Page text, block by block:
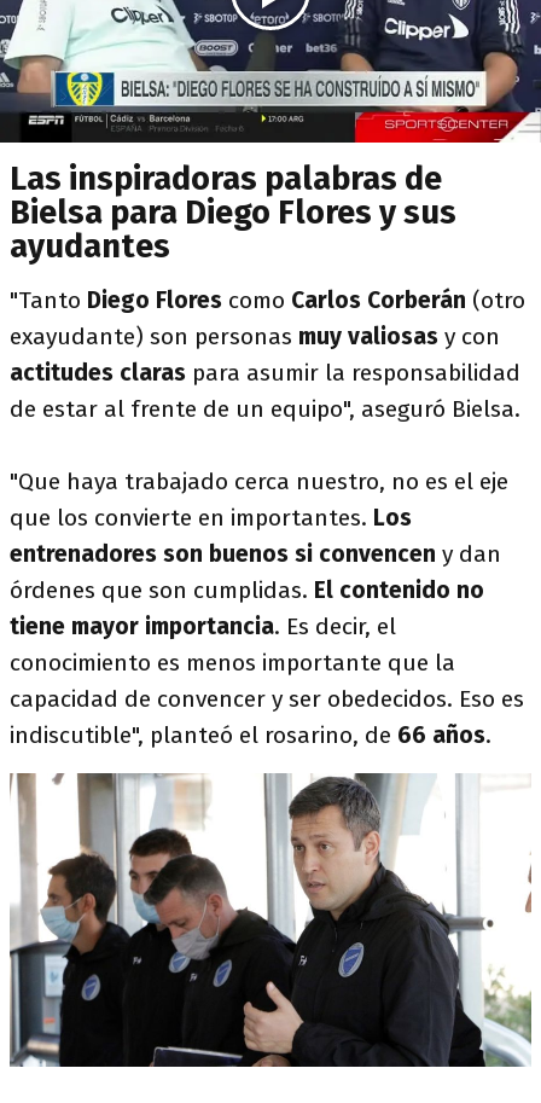
Las inspiradoras palabras de
Bielsa para Diego Flores y sus
ayudantes
"Tanto Diego Flores como Carlos Corberán (otro
exayudante) son personas muy valiosas y con
actitudes claras para asumir la responsabilidad
de estar al frente de un equipo", aseguró Bielsa.
"Que haya trabajado cerca nuestro, no es el eje
que los convierte en importantes. Los
entrenadores son buenos si convencen y dan
órdenes que son cumplidas. El contenido no
tiene mayor importancia. Es decir, el
conocimiento es menos importante que la
capacidad de convencer y ser obedecidos. Eso es
indiscutible", planteó el rosarino, de 66 años.